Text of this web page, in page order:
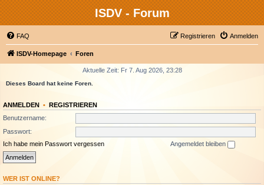
ISDV - Forum
FAQ Anmelden
Registrieren
ISDV-Homepage Foren
Aktuelle Zeit: Fr 7. Aug 2026, 23:28
Dieses Board hat keine Foren.
ANMELDEN • REGISTRIEREN
Benutzername:
Passwort:
Ich habe mein Passwort vergessen
Angemeldet bleiben
WER IST ONLINE?